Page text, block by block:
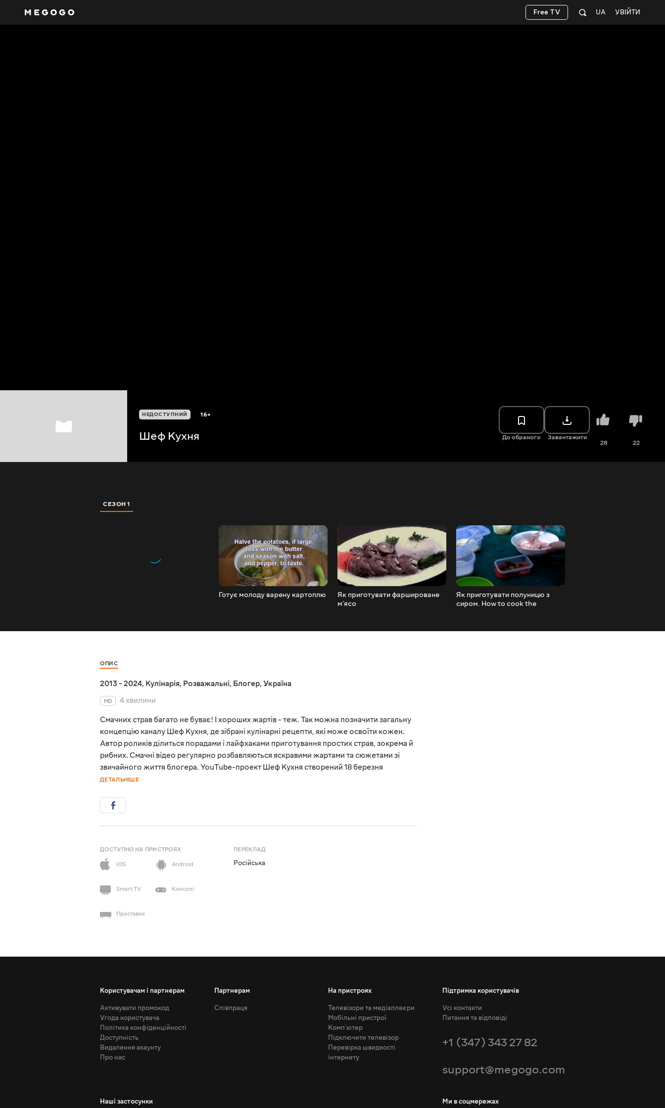
УВІЙТИ
UA
Free TV
НЕДОСТУПНИЙ 16+
Шеф Кухня До обраного Завантажити
28 22
СЕЗОН 1
Готує молоду варену картоплю
Як приготувати фаршироване
м'ясо
Як приготувати полуницю з
сиром. How to cook the
ОПИС
2013 - 2024, Кулінарія, Розважальні, Блогер, Україна
HD
4 хвилини
Смачних страв багато не буває! І хороших жартів - теж. Так можна позначити загальну
концепцію каналу Шеф Кухня, де зібрані кулінарні рецепти, які може освоїти кожен.
Автор роликів ділиться порадами і лайфхаками приготування простих страв, зокрема й
рибних. Смачні відео регулярно розбавляються яскравими жартами та сюжетами зі
звичайного життя блогера. YouTube-проект Шеф Кухня створений 18 березня
ДЕТАЛЬНІШЕ
ДОСТУПНО НА ПРИСТРОЯХ
iOS
Android
Smart TV Консолі
Приставки
ПЕРЕКЛАД
Російська
Користувачам і партнерам
Активувати промокод
Угода користувача
Політика конфіденційності
Доступність
Видалення акаунту
Про нас
Партнерам
Співпраця
На пристроях
Телевізори та медіаплеєри
Мобільні пристрої
Комп'ютер
Підключити телевізор
Перевірка швидкості
інтернету
Підтримка користувачів
Усі контакти
Питання та відповіді
+1 (347) 343 27 82
support@megogo.com
Наші застосунки Ми в соцмережах